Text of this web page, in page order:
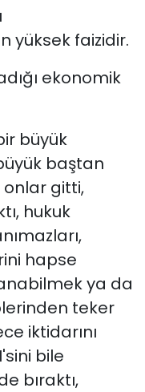
yüksek faizidir.
ekonomik
büyük
baştan
onlar gitti,
hukuk
hapse
ya da
teker
iktidarını
bile
bıraktı,